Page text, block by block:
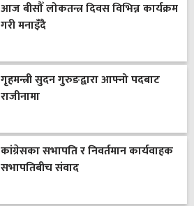
आज बीसौँ लोकतन्त्र दिवस विभिन्न कार्यक्रम
गरी मनाइँदै
गृहमन्त्री सुदन गुरुङद्वारा आफ्नो पदबाट
राजीनामा
कांग्रेसका सभापति र निवर्तमान कार्यवाहक
सभापतिबीच संवाद